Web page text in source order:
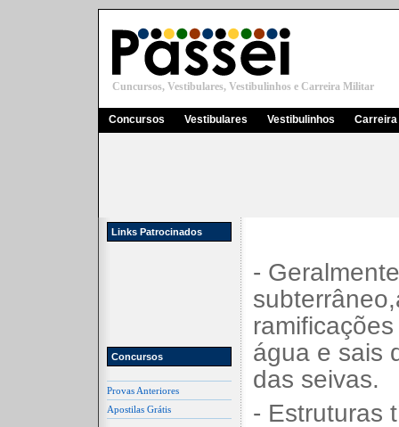
Cuncursos, Vestibulares, Vestibulinhos e Carreira Militar
Concursos Vestibulares Vestibulinhos
Links Patrocinados
Concursos
Provas Anteriores
Apostilas Grátis
-
água e sais
das seivas.
- Estruturas